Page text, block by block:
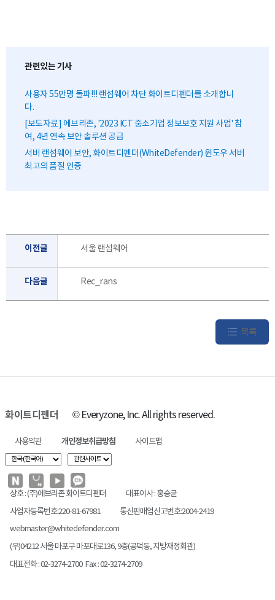
관련있는 기사
사용자 55만명 돌파!!! 랜섬웨어 차단 화이트디펜더를 소개합니
다.
[보도자료] 에브리존, '2023 ICT 중소기업 정보보호 지원 사업' 참
여, 4년 연속 보안 솔루션 공급
서버 랜섬웨어 보안, 화이트디펜더(WhiteDefender) 윈도우 서버
최고의 품질 인증
이전글 서울 랜섬웨어
다음글 Rec_rans
목록
화이트디펜더 © Everyzone, Inc. All rights reserved.
사용약관 개인정보취급방침 사이트맵
상호 : (주)에브리존 화이트디펜더
대표이사 : 홍승균
사업자등록번호:220-81-67981
통신판매업신고번호:2004-2419
webmaster@whitedefender.com
(우)04212 서울 마포구 마포대로136, 9층(공덕동, 지방재정회관)
대표전화 : 02-3274-2700 Fax : 02-3274-2709